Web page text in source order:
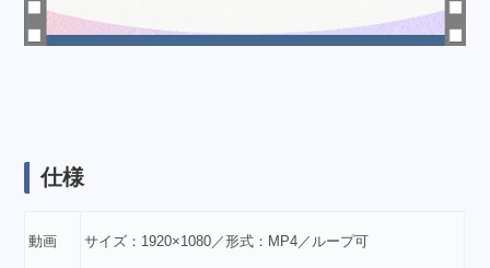
仕様
動画 サイズ：1920×1080／形式：MP4／ループ可